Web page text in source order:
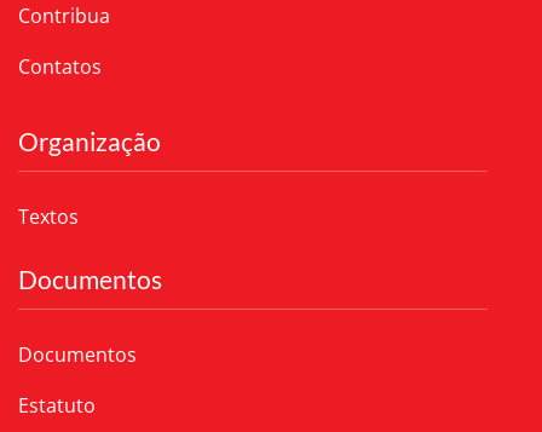
Contribua
Contatos
Organização
Textos
Documentos
Documentos
Estatuto